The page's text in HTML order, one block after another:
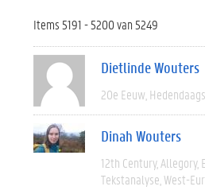
Items 5191 - 5200 van 5249
Dietlinde Wouters
20e Eeuw Hedendaags
Dinah Wouters
12th Century Allegory
Tekstanalyse West-